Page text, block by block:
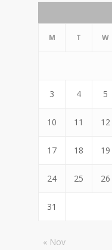
M T W
3 4 5
10 11 12
17 18 19
24 25 26
31
« Nov